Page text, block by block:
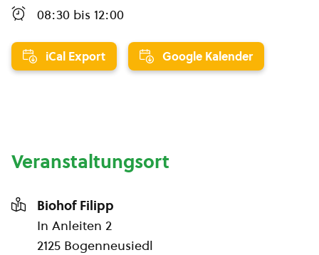
08:30 bis 12:00
iCal Export Google Kalender
Veranstaltungsort
Biohof Filipp
In Anleiten 2
2125 Bogenneusiedl